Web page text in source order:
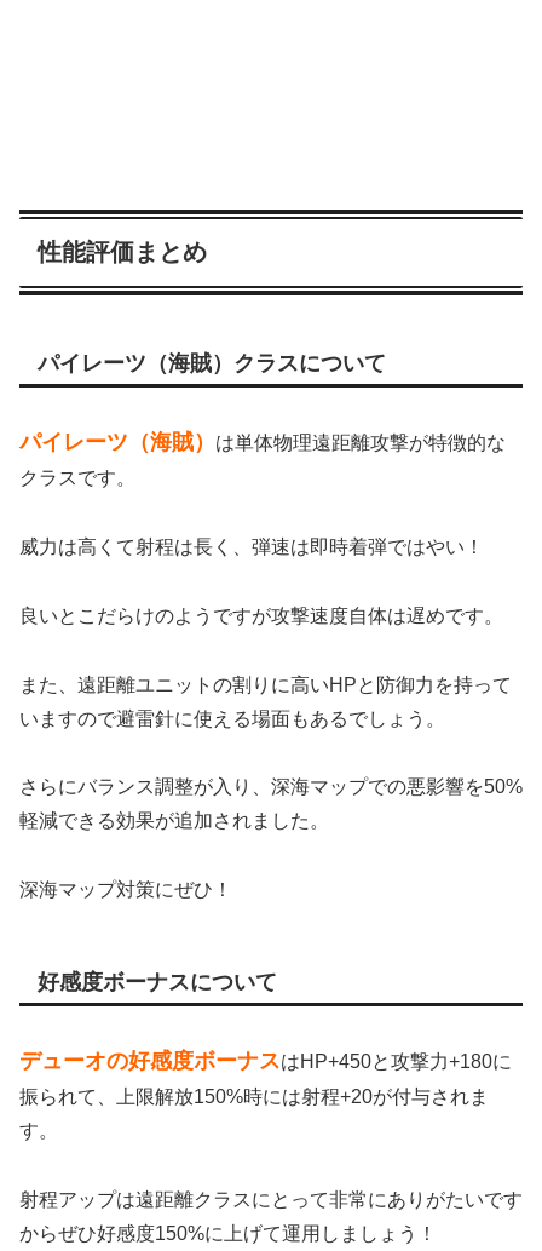
性能評価まとめ
パイレーツ（海賊）クラスについて
パイレーツ（海賊）
は単体物理遠距離攻撃が特徴的な
クラスです。
威力は高くて射程は長く、弾速は即時着弾ではやい！
良いとこだらけのようですが攻撃速度自体は遅めです。
また、遠距離ユニットの割りに高いHPと防御力を持って
いますので避雷針に使える場面もあるでしょう。
さらにバランス調整が入り、深海マップでの悪影響を50%
軽減できる効果が追加されました。
深海マップ対策にぜひ！
好感度ボーナスについて
デューオの好感度ボーナスはHP+450と攻撃力+180に
振られて、上限解放150%時には射程+20が付与されま
す。
射程アップは遠距離クラスにとって非常にありがたいです
からぜひ好感度150%に上げて運用しましょう！